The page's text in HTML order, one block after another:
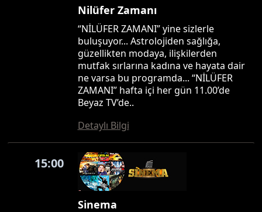
Nilüfer Zamanı
“NİLÜFER ZAMANI” yine sizlerle
buluşuyor... Astrolojiden sağlığa,
güzellikten modaya, ilişkilerden
mutfak sırlarına kadına ve hayata dair
ne varsa bu programda... “NİLÜFER
ZAMANI” hafta içi her gün 11.00’de
Beyaz TV’de..
Detaylı Bilgi
15:00
Sinema